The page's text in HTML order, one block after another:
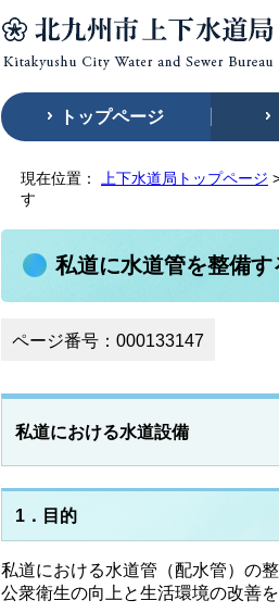
トップページ
現在位置： 上下水道局トップページ
す
私道に水道管を整備
ページ番号：000133147
私道における水道設備
1．目的
私道における水道管（配水管）の
公衆衛生の向上と生活環境の改善